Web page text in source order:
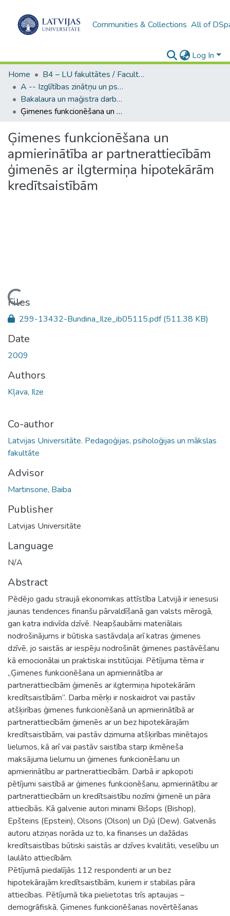
Communities & Collections All of
Log In
Home
B4 – LU fakultātes / Faculties of the UL
A -- Izglītības zinātņu un psiholoģijas fakultāte / Faculty of Education Sciences and Psychology
Bakalaura un maģistra darbi (PPMF) / Bachelor's and Master's theses
Ģimenes funkcionēšana un apmierinātība ar partnerattiecībām ģimenēs ar ilgtermiņa hipotekārām kredītsaistībām
Ģimenes funkcionēšana un
apmierinātība ar partnerattiecībām
ģimenēs ar ilgtermiņa hipotekārām
kredītsaistībām
Loading...
Files
299-13432-Bundina_Ilze_ib05115.pdf(511.38 KB)
Date
2009
Authors
Kļava, Ilze
Co-author
Latvijas Universitāte. Pedagoģijas, psiholoģijas un mākslas
fakultāte
Advisor
Martinsone, Baiba
Publisher
Latvijas Universitāte
Language
N/A
Abstract
Pēdējo gadu straujā ekonomikas attīstība Latvijā ir ienesusi
jaunas tendences finanšu pārvaldīšanā gan valsts mērogā,
gan katra indivīda dzīvē. Neapšaubāmi materiālais
nodrošinājums ir būtiska sastāvdaļa arī katras ģimenes
dzīvē, jo saistās ar iespēju nodrošināt ģimenes pastāvēšanu
kā emocionālai un praktiskai institūcijai. Pētījuma tēma ir
„Ģimenes funkcionēšana un apmierinātība ar
partnerattiecībām ģimenēs ar ilgtermiņa hipotekārām
kredītsaistībām”. Darba mērķi ir noskaidrot vai pastāv
atšķirības ģimenes funkcionēšanā un apmierinātībā ar
partnerattiecībām ģimenēs ar un bez hipotekārajām
kredītsaistībām, vai pastāv dzimuma atšķirības minētajos
lielumos, kā arī vai pastāv saistība starp ikmēneša
maksājuma lielumu un ģimenes funkcionēšanu un
apmierinātību ar partnerattiecībām. Darbā ir apkopoti
pētījumi saistībā ar ģimenes funkcionēšanu, apmierinātību ar
partnerattiecībām un kredītsaistību nozīmi ģimenē un pāra
attiecībās. Kā galvenie autori minami Bišops (Bishop),
Epšteins (Epstein), Olsons (Olson) un Djū (Dew). Galvenās
autoru atziņas norāda uz to, ka finanses un dažādas
kredītsaistības būtiski saistās ar dzīves kvalitāti, veselību un
laulāto attiecībām.
Pētījumā piedalījās 112 respondenti ar un bez
hipotekārajām kredītsaistībām, kuriem ir stabilas pāra
attiecības. Pētījumā tika pielietotas trīs aptaujas –
demogrāfiskā, Ģimenes funkcionēšanas novērtēšanas